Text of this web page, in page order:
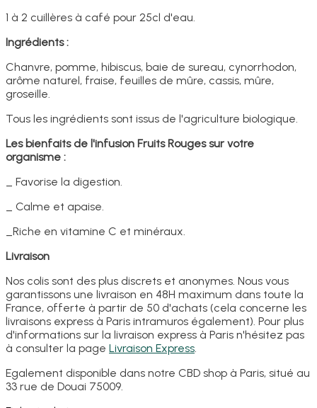
1 à 2 cuillères à café pour 25cl d'eau.
Ingrédients :
Chanvre, pomme, hibiscus, baie de sureau, cynorrhodon,
arôme naturel, fraise, feuilles de mûre, cassis, mûre,
groseille.
Tous les ingrédients sont issus de l'agriculture biologique.
Les bienfaits de l'infusion Fruits Rouges sur votre
organisme :
_ Favorise la digestion.
_ Calme et apaise.
_Riche en vitamine C et minéraux.
Livraison
Nos colis sont des plus discrets et anonymes. Nous vous
garantissons une livraison en 48H maximum dans toute la
France, offerte à partir de 50 d'achats (cela concerne les
livraisons express à Paris intramuros également). Pour plus
d'informations sur la livraison express à Paris n'hésitez pas
à consulter la page Livraison Express
Egalement disponible dans notre CBD shop à Paris, situé au
33 rue de Douai 75009.